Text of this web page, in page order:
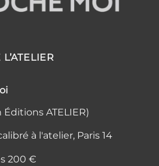
Éditions ATELIER)
à l'atelier, Paris 14
200 €